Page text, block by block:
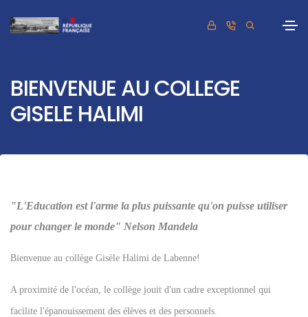
BIENVENUE AU COLLEGE
GISELE HALIMI
"L'Education est l'arme la plus puissante qu'on puisse utiliser
pour changer le monde" Nelson Mandela
Bienvenue au collège Gisèle Halimi de Labenne!
A proximité de l'océan, le collège jouit d'un cadre exceptionnel qui
facilite l'épanouissement des élèves et des personnels.